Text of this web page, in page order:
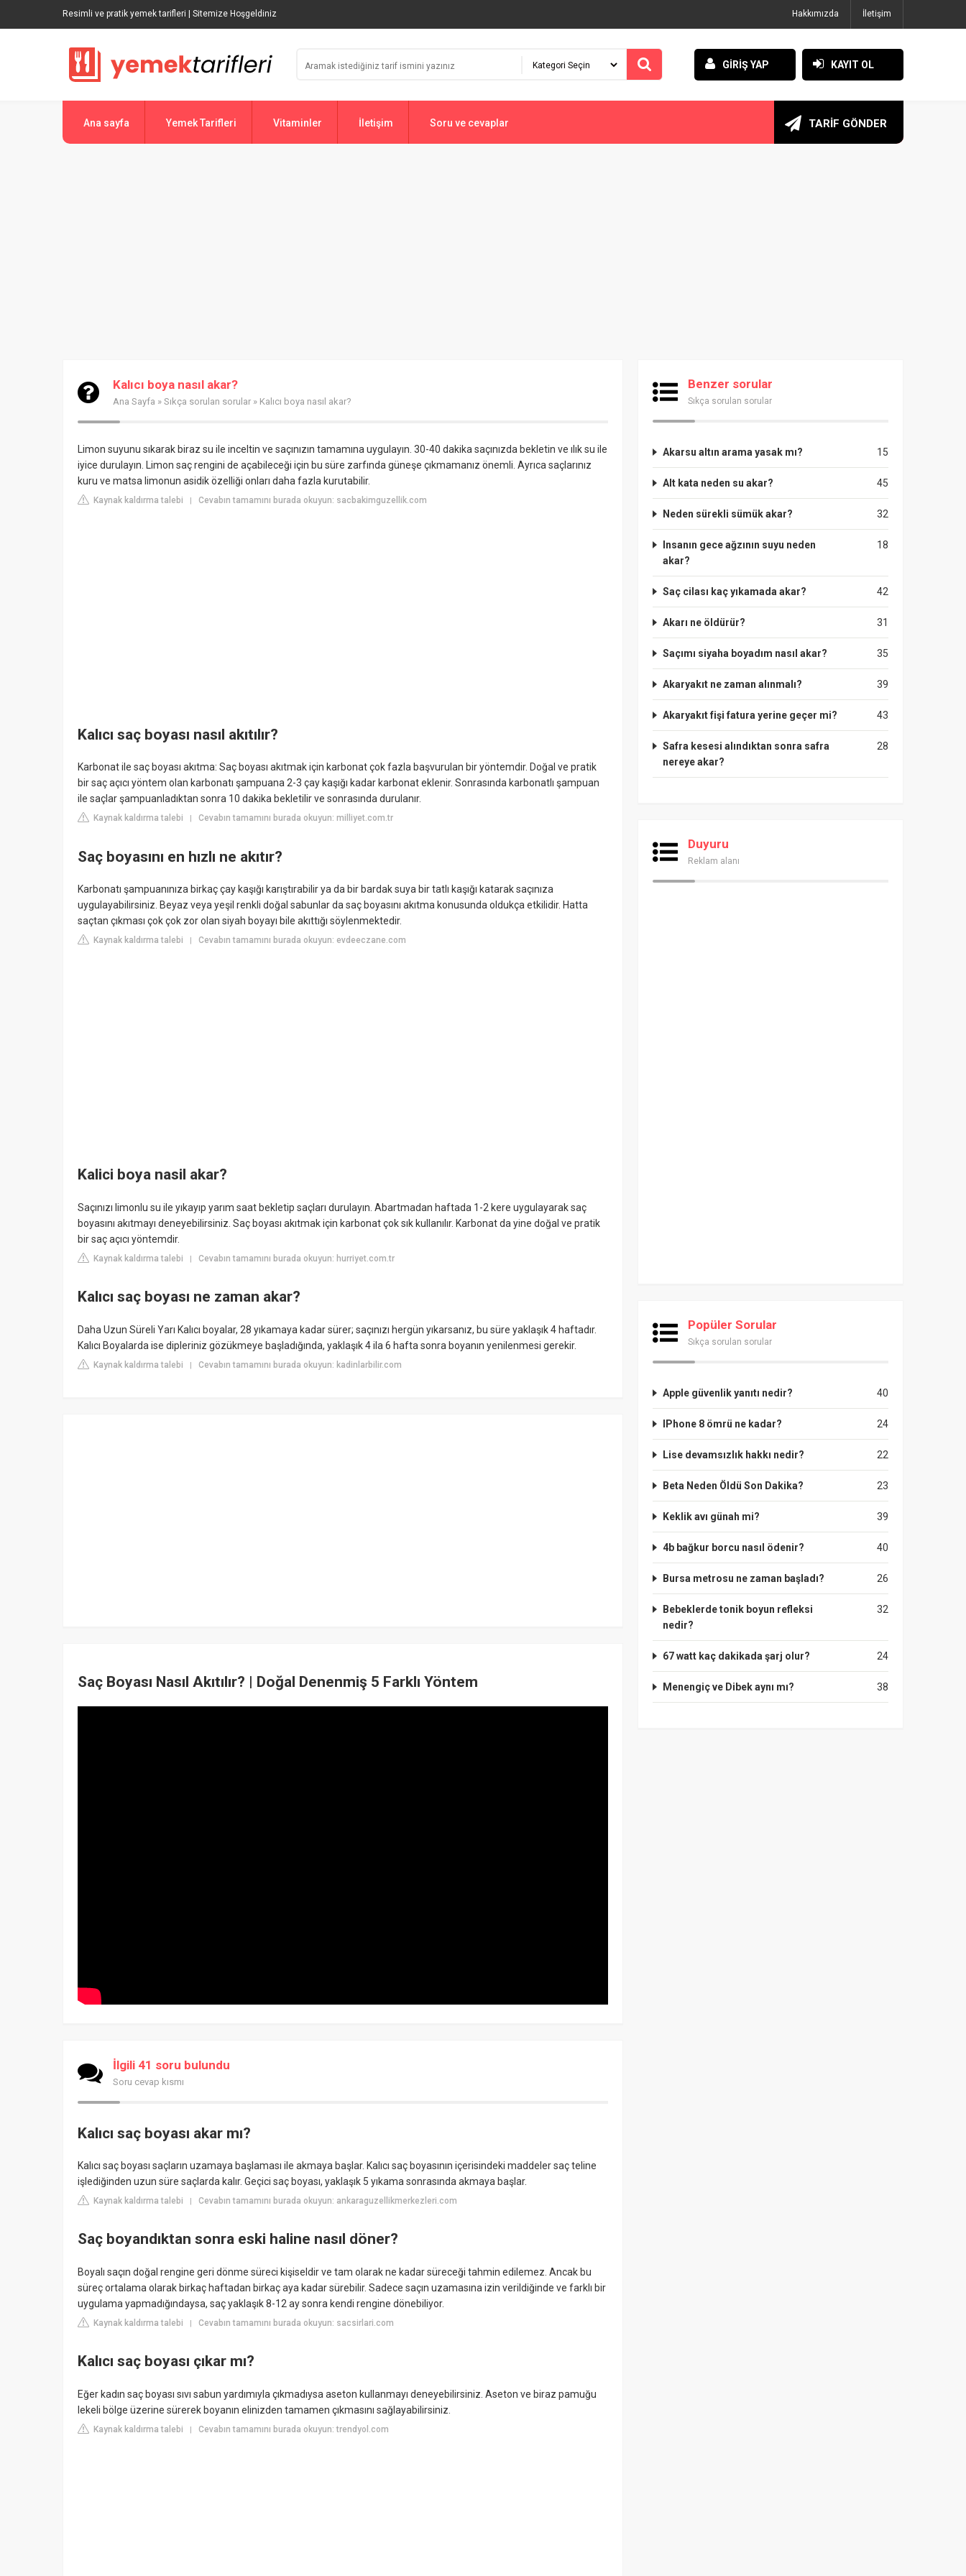
Resimli ve pratik yemek tarifleri | Sitemize Hoşgeldiniz Hakkımızda İletişim
GİRİŞ YAP KAYIT OL
Ana sayfa Yemek Tarifleri Vitaminler İletişim Soru ve cevaplar TARİF GÖNDER
Kalıcı boya nasıl akar?
Ana Sayfa » Sıkça sorulan sorular » Kalıcı boya nasıl akar?
Limon suyunu sıkarak biraz su ile inceltin ve saçınızın tamamına uygulayın. 30-40 dakika saçınızda bekletin ve ılık su ile
iyice durulayın. Limon saç rengini de açabileceği için bu süre zarfında güneşe çıkmamanız önemli. Ayrıca saçlarınız
kuru ve matsa limonun asidik özelliği onları daha fazla kurutabilir.
Kaynak kaldırma talebi | Cevabın tamamını burada okuyun: sacbakimguzellik.com
Kalıcı saç boyası nasıl akıtılır?
Karbonat ile saç boyası akıtma: Saç boyası akıtmak için karbonat çok fazla başvurulan bir yöntemdir. Doğal ve pratik
bir saç açıcı yöntem olan karbonatı şampuana 2-3 çay kaşığı kadar karbonat eklenir. Sonrasında karbonatlı şampuan
ile saçlar şampuanladıktan sonra 10 dakika bekletilir ve sonrasında durulanır.
Kaynak kaldırma talebi Cevabın tamamını burada okuyun: milliyet.com.tr
Saç boyasını en hızlı ne akıtır?
Karbonatı şampuanınıza birkaç çay kaşığı karıştırabilir ya da bir bardak suya bir tatlı kaşığı katarak saçınıza
uygulayabilirsiniz. Beyaz veya yeşil renkli doğal sabunlar da saç boyasını akıtma konusunda oldukça etkilidir. Hatta
saçtan çıkması çok çok zor olan siyah boyayı bile akıttığı söylenmektedir.
Kaynak kaldırma talebi Cevabın tamamını burada okuyun: evdeeczane.com
Kalici boya nasil akar?
Saçınızı limonlu su ile yıkayıp yarım saat bekletip saçları durulayın. Abartmadan haftada 1-2 kere uygulayarak saç
boyasını akıtmayı deneyebilirsiniz. Saç boyası akıtmak için karbonat çok sık kullanılır. Karbonat da yine doğal ve pratik
bir saç açıcı yöntemdir.
Kaynak kaldırma talebi | Cevabın tamamını burada okuyun: hurriyet.com.tr
Kalıcı saç boyası ne zaman akar?
Daha Uzun Süreli Yarı Kalıcı boyalar, 28 yıkamaya kadar sürer; saçınızı hergün yıkarsanız, bu süre yaklaşık 4 haftadır.
Kalıcı Boyalarda ise dipleriniz gözükmeye başladığında, yaklaşık 4 ila 6 hafta sonra boyanın yenilenmesi gerekir.
Kaynak kaldırma talebi | Cevabın tamamını burada okuyun: kadinlarbilir.com
Saç Boyası Nasıl Akıtılır? | Doğal Denenmiş 5 Farklı Yöntem
İlgili 41 soru bulundu
Soru cevap kısmı
Kalıcı saç boyası akar mı?
Kalıcı saç boyası saçların uzamaya başlaması ile akmaya başlar. Kalıcı saç boyasının içerisindeki maddeler saç teline
işlediğinden uzun süre saçlarda kalır. Geçici saç boyası, yaklaşık 5 yıkama sonrasında akmaya başlar.
Kaynak kaldırma talebi | Cevabın tamamını burada okuyun: ankaraguzellikmerkezleri.com
Saç boyandıktan sonra eski haline nasıl döner?
Boyalı saçın doğal rengine geri dönme süreci kişiseldir ve tam olarak ne kadar süreceği tahmin edilemez. Ancak bu
süreç ortalama olarak birkaç haftadan birkaç aya kadar sürebilir. Sadece saçın uzamasına izin verildiğinde ve farklı bir
uygulama yapmadığındaysa, saç yaklaşık 8-12 ay sonra kendi rengine dönebiliyor.
Kaynak kaldırma talebi | Cevabın tamamını burada okuyun: sacsirlari.com
Kalıcı saç boyası çıkar mı?
Eğer kadın saç boyası sıvı sabun yardımıyla çıkmadıysa aseton kullanmayı deneyebilirsiniz. Aseton ve biraz pamuğu
lekeli bölge üzerine sürerek boyanın elinizden tamamen çıkmasını sağlayabilirsiniz.
Kaynak kaldırma talebi | Cevabın tamamını burada okuyun: trendyol.com
Benzer sorular
Sıkça sorulan sorular
15
Akarsu altın arama yasak mı?
45
Alt kata neden su akar?
32
Neden sürekli sümük akar?
18
Insanın gece ağzının suyu neden
akar?
42
Saç cilası kaç yıkamada akar?
31
Akarı ne öldürür?
35
Saçımı siyaha boyadım nasıl akar?
39
Akaryakıt ne zaman alınmalı?
43
Akaryakıt fişi fatura yerine geçer mi?
28
Safra kesesi alındıktan sonra safra
nereye akar?
Duyuru
Reklam alanı
Popüler Sorular
Sıkça sorulan sorular
40
Apple güvenlik yanıtı nedir?
24
IPhone 8 ömrü ne kadar?
22
Lise devamsızlık hakkı nedir?
23
Beta Neden Öldü Son Dakika?
39
Keklik avı günah mi?
40
4b bağkur borcu nasıl ödenir?
26
Bursa metrosu ne zaman başladı?
32
Bebeklerde tonik boyun refleksi
nedir?
24
67 watt kaç dakikada şarj olur?
38
Menengiç ve Dibek aynı mı?